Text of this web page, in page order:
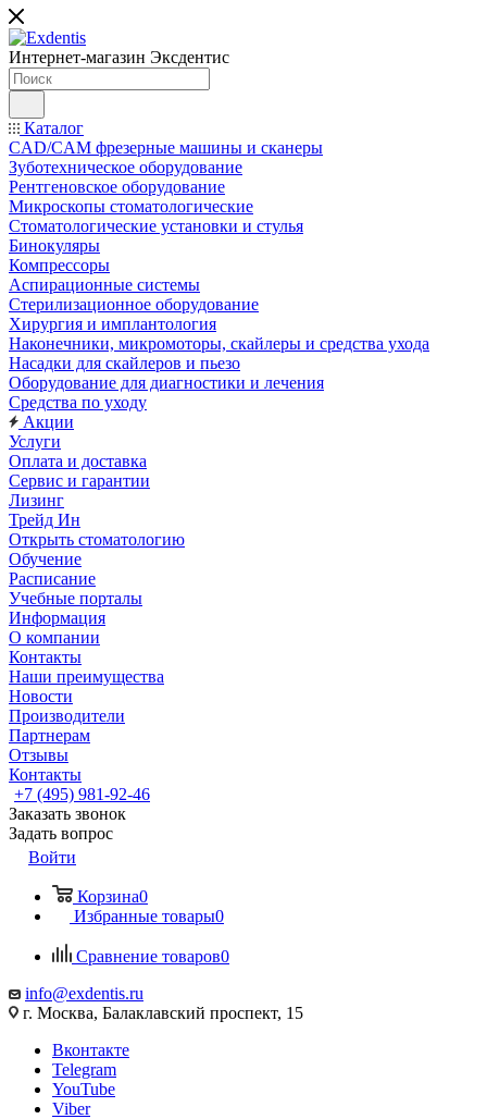
Интернет-магазин Эксдентис
Каталог
CAD/CAM фрезерные машины и сканеры
Зуботехническое оборудование
Рентгеновское оборудование
Микроскопы стоматологические
Стоматологические установки и стулья
Бинокуляры
Компрессоры
Аспирационные системы
Стерилизационное оборудование
Хирургия и имплантология
Наконечники, микромоторы, скайлеры и средства ухода
Насадки для скайлеров и пьезо
Оборудование для диагностики и лечения
Средства по уходу
Акции
Услуги
Оплата и доставка
Сервис и гарантии
Лизинг
Трейд Ин
Открыть стоматологию
Обучение
Расписание
Учебные порталы
Информация
О компании
Контакты
Наши преимущества
Новости
Производители
Партнерам
Отзывы
Контакты
+7 (495) 981-92-46
Заказать звонок
Задать вопрос
Войти
Корзина0
Избранные товары0
Сравнение товаров0
info@exdentis.ru
г. Москва, Балаклавский проспект, 15
Вконтакте
Telegram
YouTube
Viber